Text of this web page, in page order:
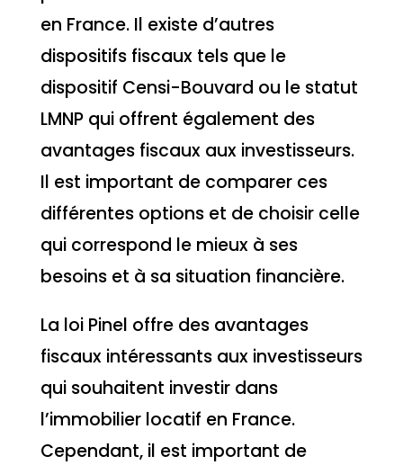
en France. Il existe d’autres
dispositifs fiscaux tels que le
dispositif Censi-Bouvard ou le statut
LMNP qui offrent également des
avantages fiscaux aux investisseurs.
Il est important de comparer ces
différentes options et de choisir celle
qui correspond le mieux à ses
besoins et à sa situation financière.
La loi Pinel offre des avantages
fiscaux intéressants aux investisseurs
qui souhaitent investir dans
l’immobilier locatif en France.
Cependant, il est important de